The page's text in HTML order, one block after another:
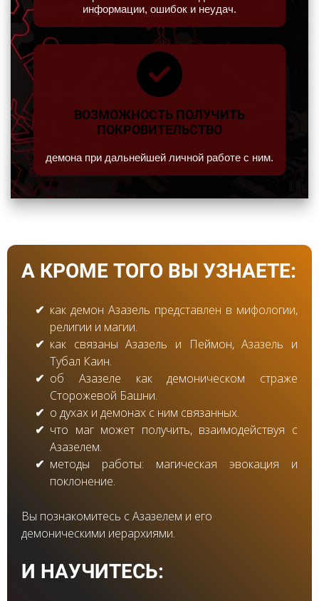
информации, ошибок и неудач.
ВОЗМОЖНОСТЬ ПОЛУЧИТЬ
ПОКРОВИТЕЛЬСТВО
демона при дальнейшей личной работе с ним.
А КРОМЕ ТОГО ВЫ УЗНАЕТЕ:
как демон Азазель представлен в мифологии,
религии и магии.
как связаны Азазель и Пеймон, Азазель и
Тубал Каин.
об Азазеле как демоническом страже
Сторожевой Башни.
о духах и демонах с ним связанных.
что маг может получить, взаимодействуя с
Азазелем.
методы работы: магическая эвокация и
поклонение.
Вы познакомитесь с Азазелем и его
демоническими иерархиями.
И НАУЧИТЕСЬ: